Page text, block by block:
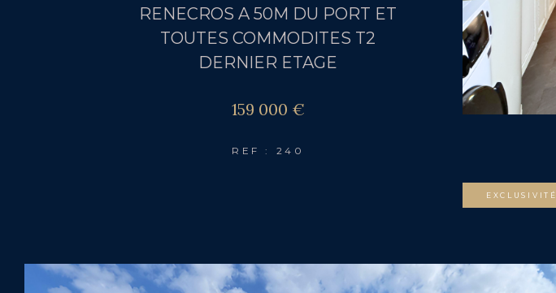
RENECROS A 50M DU PORT ET
TOUTES COMMODITES T2
DERNIER ETAGE
159 000 €
REF : 240
EXCLUSIVITÉ